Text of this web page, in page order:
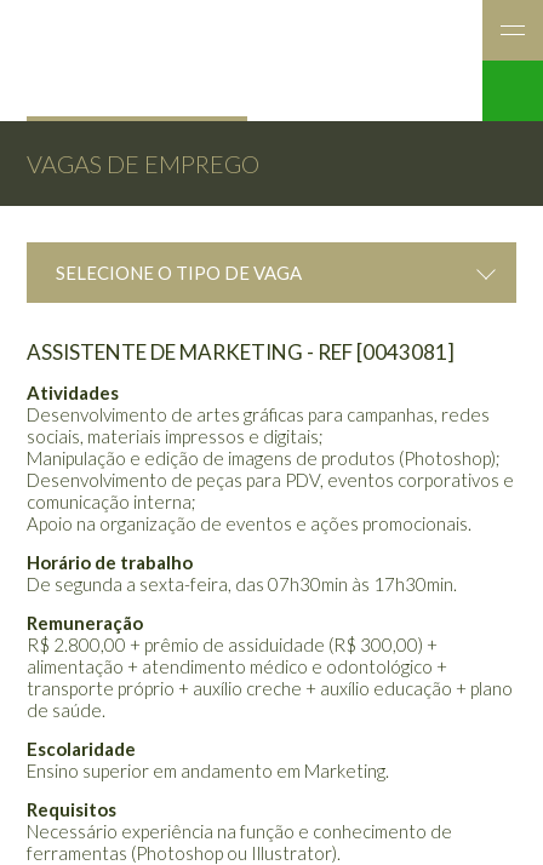
VAGAS DE EMPREGO
SELECIONE O TIPO DE VAGA
ASSISTENTE DE MARKETING - REF [0043081]
Atividades
Desenvolvimento de artes gráficas para campanhas, redes
sociais, materiais impressos e digitais;
Manipulação e edição de imagens de produtos (Photoshop);
Desenvolvimento de peças para PDV, eventos corporativos e
comunicação interna;
Apoio na organização de eventos e ações promocionais.
Horário de trabalho
De segunda a sexta-feira, das 07h30min às 17h30min.
Remuneração
R$ 2.800,00 + prêmio de assiduidade (R$ 300,00) +
alimentação + atendimento médico e odontológico +
transporte próprio + auxílio creche + auxílio educação + plano
de saúde.
Escolaridade
Ensino superior em andamento em Marketing.
Requisitos
Necessário experiência na função e conhecimento de
ferramentas (Photoshop ou Illustrator).